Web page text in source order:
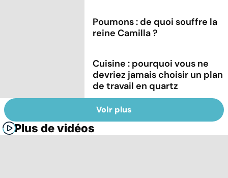
Poumons : de quoi souffre la
reine Camilla ?
Cuisine : pourquoi vous ne
devriez jamais choisir un plan
de travail en quartz
Voir plus
Plus de vidéos